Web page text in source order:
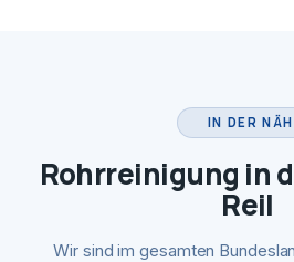
IN DER
Rohrreinigung in
Reil
Wir sind im gesamten